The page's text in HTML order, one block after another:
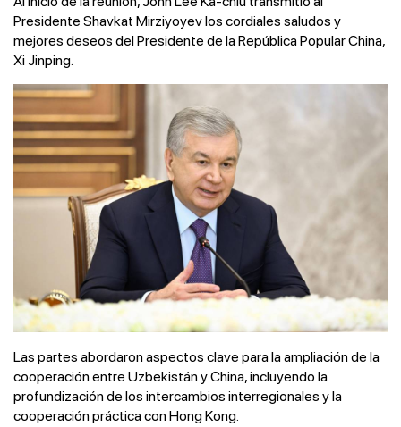
Presidente Shavkat Mirziyoyev los cordiales saludos y
mejores deseos del Presidente de la República Popular China,
Xi Jinping.
Las partes abordaron aspectos clave para la ampliación de la
cooperación entre Uzbekistán y China, incluyendo la
profundización de los intercambios interregionales y la
cooperación práctica con Hong Kong.